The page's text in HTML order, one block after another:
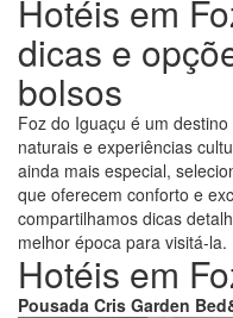
Hotéis em
dicas e
bolsos
Foz do Iguaçu é um
naturais e experiências
ainda mais especial,
que oferecem conforto e
compartilhamos dicas
melhor época para visitá-la.
Hotéis em
Pousada Cris Garden